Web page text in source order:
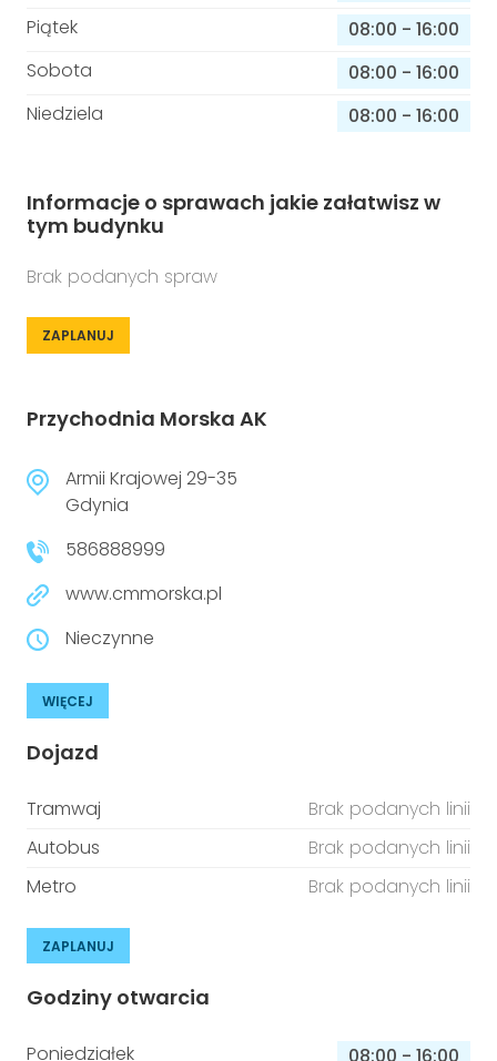
Piątek
08:00 - 16:00
Sobota
08:00 - 16:00
Niedziela
08:00 - 16:00
Informacje o sprawach jakie załatwisz w
tym budynku
Brak podanych spraw
ZAPLANUJ
Przychodnia Morska AK
Armii Krajowej 29-35
Gdynia
586888999
www.cmmorska.pl
Nieczynne
WIĘCEJ
Dojazd
Tramwaj
Brak podanych linii
Autobus
Brak podanych linii
Metro
Brak podanych linii
ZAPLANUJ
Godziny otwarcia
Poniedziałek